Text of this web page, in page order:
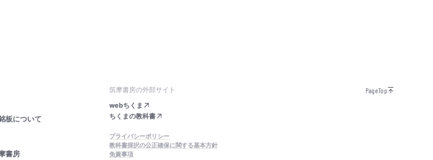
板について
書房
筑摩書房の外部サイト
webちくま
ちくまの教科書
プライバシーポリシー
教科書採択の公正確保に関する基本方針
免責事項
PageTop